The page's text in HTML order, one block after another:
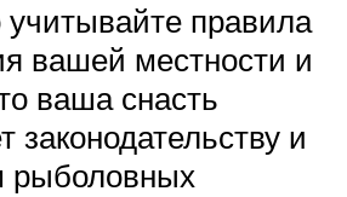
учитывайте правила
вашей местности и
ваша снасть
законодательству и
рыболовных